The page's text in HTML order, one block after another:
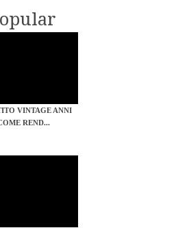
VINTAGE ANNI
REND...